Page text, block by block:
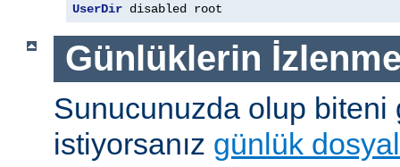
UserDir disabled root
Günlüklerin
Sunucunuzda olup
istiyorsanız günlük